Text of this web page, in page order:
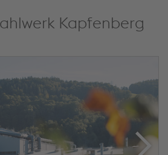
Kapfenberg